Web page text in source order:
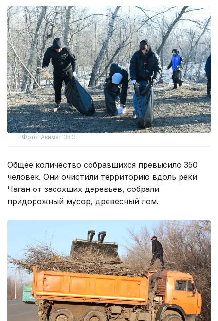
Фото: Акимат ЗКО
Общее количество собравшихся превысило 350
человек. Они очистили территорию вдоль реки
Чаган от засохших деревьев, собрали
придорожный мусор, древесный лом.